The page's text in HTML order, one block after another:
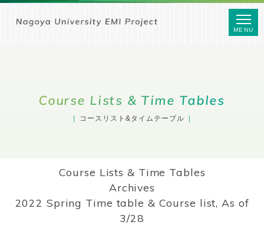
Course Lists & Time Tables
コースリスト&タイムテーブル
Course Lists & Time Tables
Archives
2022 Spring Time table & Course list, As of
3/28
MENU